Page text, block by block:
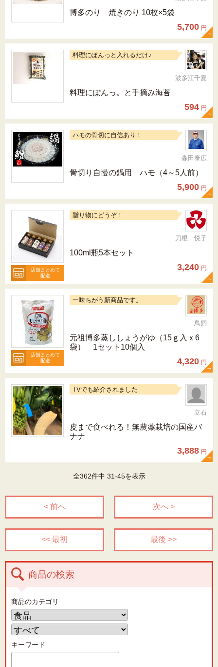
博多のり 焼きのり 10枚×5袋
5,700 円
料理にぽんっと入れるだけ♪
波多江千夏
料理にぽんっ。と手摘み海苔
594 円
ハモの骨切に自信あり！
森田泰広
骨切り自慢の鍋用 ハモ（4～5人前）
5,900 円
店舗まとめて
配送
贈り物にどうぞ！
刀根 悦子
100ml瓶5本セット
3,240 円
店舗まとめて
配送
一味ちがう新商品です。
鳥飼
元祖博多蒸ししょうがゆ（15ｇ入ｘ6
袋） 1セット10個入
4,320 円
TVでも紹介されました
立石
皮まで食べれる！無農薬栽培の国産バ
ナナ
3,888 円
全362件中 31-45を表示
< 前へ 次へ >
<< 最初 最後 >>
商品の検索
商品のカテゴリ
キーワード